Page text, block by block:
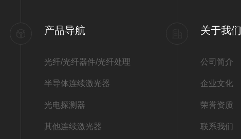
产品导航
光纤/光纤器件/光纤处理
半导体连续激光器
光电探测器
其他连续激光器
关于我们
公司简介
企业文化
荣誉资质
联系我们